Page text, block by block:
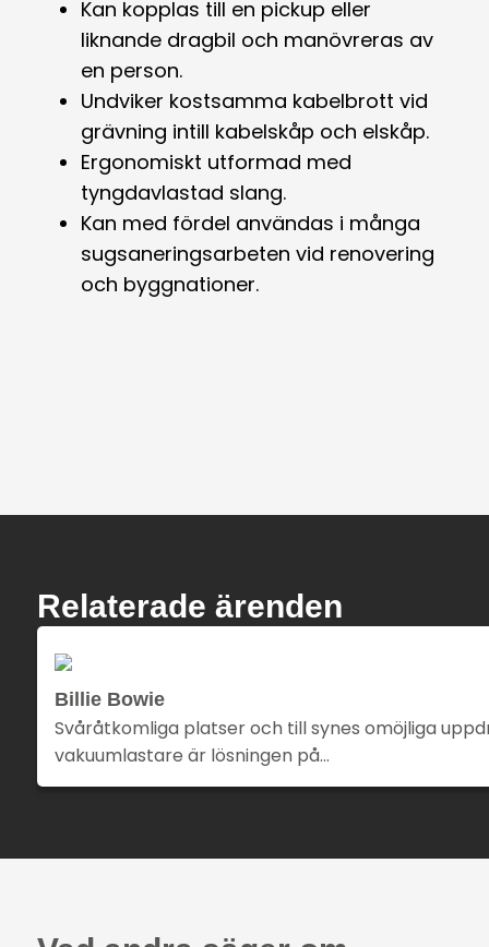
Kan kopplas till en pickup eller
liknande dragbil och manövreras av
en person.
Undviker kostsamma kabelbrott vid
grävning intill kabelskåp och elskåp.
Ergonomiskt utformad med
tyngdavlastad slang.
Kan med fördel användas i många
sugsaneringsarbeten vid renovering
och byggnationer.
Relaterade ärenden
Billie Bowie
Svåråtkomliga platser och till synes omöjliga
vakuumlastare är lösningen på…